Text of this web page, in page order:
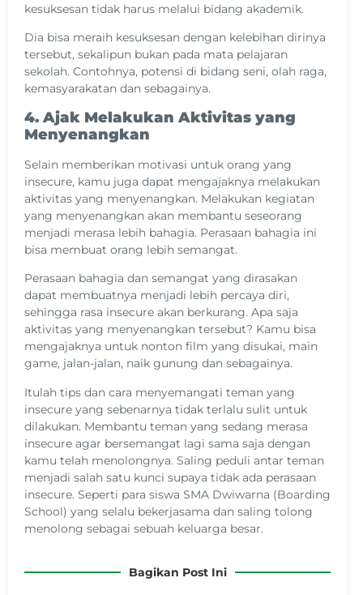
kesuksesan tidak harus melalui bidang akademik.
Dia bisa meraih kesuksesan dengan kelebihan dirinya
tersebut, sekalipun bukan pada mata pelajaran
sekolah. Contohnya, potensi di bidang seni, olah raga,
kemasyarakatan dan sebagainya.
4. Ajak Melakukan Aktivitas yang
Menyenangkan
Selain memberikan motivasi untuk orang yang
insecure, kamu juga dapat mengajaknya melakukan
aktivitas yang menyenangkan. Melakukan kegiatan
yang menyenangkan akan membantu seseorang
menjadi merasa lebih bahagia. Perasaan bahagia ini
bisa membuat orang lebih semangat.
Perasaan bahagia dan semangat yang dirasakan
dapat membuatnya menjadi lebih percaya diri,
sehingga rasa insecure akan berkurang. Apa saja
aktivitas yang menyenangkan tersebut? Kamu bisa
mengajaknya untuk nonton film yang disukai, main
game, jalan-jalan, naik gunung dan sebagainya.
Itulah tips dan cara menyemangati teman yang
insecure yang sebenarnya tidak terlalu sulit untuk
dilakukan. Membantu teman yang sedang merasa
insecure agar bersemangat lagi sama saja dengan
kamu telah menolongnya. Saling peduli antar teman
menjadi salah satu kunci supaya tidak ada perasaan
insecure. Seperti para siswa SMA Dwiwarna (Boarding
School) yang selalu bekerjasama dan saling tolong
menolong sebagai sebuah keluarga besar.
Bagikan Post Ini